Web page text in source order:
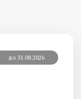
до 31.08.2026